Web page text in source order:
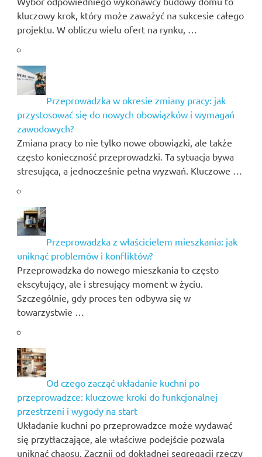
kluczowy krok, który może zaważyć na sukcesie całego
projektu. W obliczu wielu ofert na rynku, …
Przeprowadzka w okresie zmiany pracy: jak
przystosować się do nowych obowiązków i wymagań
zawodowych?
Zmiana pracy to nie tylko nowe obowiązki, ale także
często konieczność przeprowadzki. Ta sytuacja bywa
stresująca, a jednocześnie pełna wyzwań. Kluczowe …
Przeprowadzka z właścicielem mieszkania: jak
uniknąć problemów i konfliktów?
Przeprowadzka do nowego mieszkania to często
ekscytujący, ale i stresujący moment w życiu.
Szczególnie, gdy proces ten odbywa się w
towarzystwie …
Od czego zacząć układanie kuchni po
przeprowadzce: kluczowe kroki do funkcjonalnej
przestrzeni i wygody na start
Układanie kuchni po przeprowadzce może wydawać
się przytłaczające, ale właściwe podejście pozwala
uniknąć chaosu. Zacznij od dokładnej segregacji rzeczy